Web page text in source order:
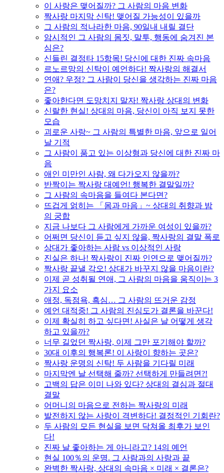
이 사랑은 맺어질까? 그 사람의 마음 변화
짝사랑 마지막 신탁! 맺어질 가능성이 있을까
그 사람의 적나라한 마음, 90일내 내릴 결단
암시적인 그 사람의 몸짓, 말투, 행동에 숨겨진 본
심은?
신들린 결정타 15항목! 당신에 대한 진짜 속마음
르노르망의 신탁이 예언하다! 짝사랑의 해결서
연애? 우정? 그 사람이 당신을 생각하는 진짜 마음
은?
좋아한다면 도망치지 말자! 짝사랑 상대의 변화
신랄한 현실! 상대의 마음, 당신이 아직 보지 못한
모습
괴로운 사랑~ 그 사람의 특별한 마음, 앞으로 일어
날 기적
그 사람이 품고 있는 이상형과 당신에 대한 진짜 마
음
애인 미만인 사람, 왜 다가오지 않을까?
반짝이는 짝사랑 대예언! 행복한 결말일까?
그 사람의 속마음을 들여다 본다면?
뜨겁게 얽히는 「몸과 마음」~ 상대의 취향과 밤
의 궁합
지금 나보다 그 사람에게 가까운 여성이 있을까?
어쩌면 당신이 듣고 싶지 않을, 짝사랑의 결말 폭로
상대가 좋아하는 사람 vs 이상적인 사랑
진실은 하나! 짝사랑이 진짜 인연으로 맺어질까?
짝사랑 끝낼 각오! 상대가 바꾸지 않을 마음이란?
이제 곧 성취될 연애, 그 사람의 마음을 움직이는 3
가지 요소
애정, 독점욕, 흑심… 그 사람의 뜨거운 감정
예언 대적중! 그 사람의 진심도가 결론을 바꾼다!
이제 확실히 하고 싶다면! 사실은 날 어떻게 생각
하고 있을까?
너무 길었던 짝사랑, 이제 그만 포기해야 할까?
30대 이후의 행복론! 이 사랑이 향하는 곳은?
짝사랑 운명의 신탁! 두 사람을 기다릴 미래
마지막엔 날 선택해 줄까? 선택하게 만들려면?!
고백의 답은 이미 나와 있다? 상대의 결심과 절대
결말
어머니의 마음으로 전하는 짝사랑의 미래
발전하지 않는 사랑이 격변하다! 결정적인 기회란?
두 사람의 모든 현실을 보면 닥쳐올 최후가 보인
다!
진짜 날 좋아하는 게 아니라고? 14의 예언
현실 100％의 운명. 그 사람과의 사랑과 끝
완벽한 짝사랑, 상대의 속마음 × 미래 × 결론은?